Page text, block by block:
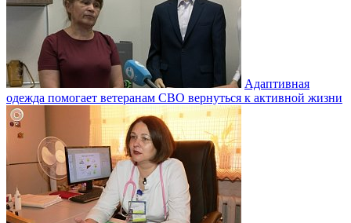
Адаптивная
одежда помогает ветеранам СВО вернуться к активной жизни